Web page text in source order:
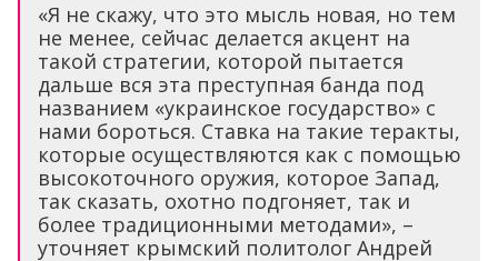
«Я не скажу, что это мысль новая, но тем
не менее, сейчас делается акцент на
такой стратегии, которой пытается
дальше вся эта преступная банда под
названием «украинское государство» с
нами бороться. Ставка на такие теракты,
которые осуществляются как с помощью
высокоточного оружия, которое Запад,
так сказать, охотно подгоняет, так и
более традиционными методами», –
уточняет крымский политолог Андрей